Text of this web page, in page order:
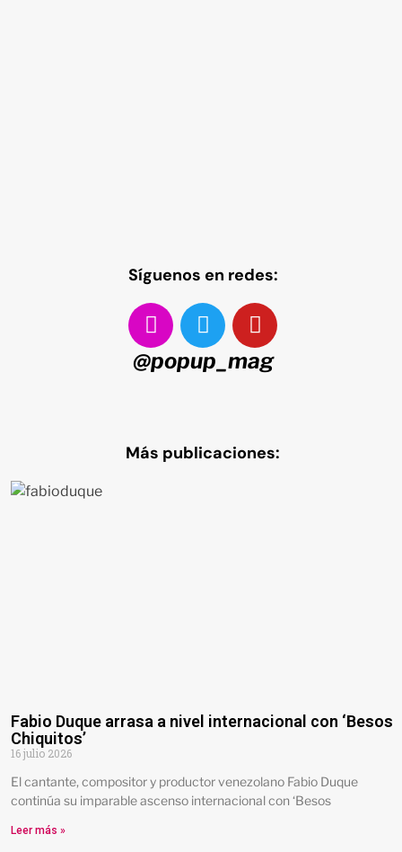
Síguenos en redes:
@popup_mag
Más publicaciones:
Fabio Duque arrasa a nivel internacional con ‘Besos
Chiquitos’
16 julio 2026
El cantante, compositor y productor venezolano Fabio Duque
continúa su imparable ascenso internacional con ‘Besos
Leer más »